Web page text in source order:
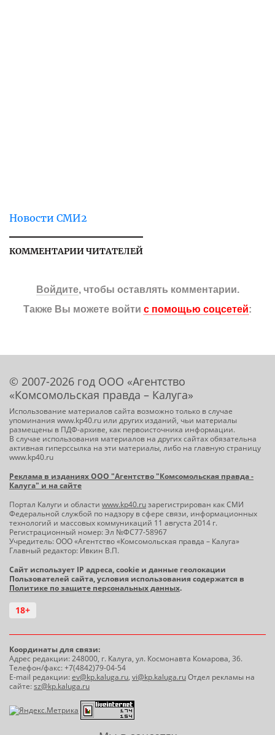
Новости СМИ2
КОММЕНТАРИИ ЧИТАТЕЛЕЙ
Войдите, чтобы оставлять комментарии.
Также Вы можете войти с помощью соцсетей:
© 2007-2026 год ООО «Агентство
«Комсомольская правда – Калуга»
Использование материалов сайта возможно только в случае
упоминания www.kp40.ru или других изданий, чьи материалы
размещены в ПДФ-архиве, как первоисточника информации.
В случае использования материалов на других сайтах обязательна
активная гиперссылка на эти материалы, либо на главную страницу
www.kp40.ru
Реклама в изданиях ООО "Агентство "Комсомольская правда -
Калуга" и на сайте
Портал Калуги и области www.kp40.ruзарегистрирован как СМИ
Федеральной службой по надзору в сфере связи, информационных
технологий и массовых коммуникаций 11 августа 2014 г.
Регистрационный номер: Эл №ФС77-58967
Учредитель: ООО «Агентство «Комсомольская правда – Калуга»
Главный редактор: Ивкин В.П.
Сайт использует IP адреса, cookie и данные геолокации
Пользователей сайта, условия использования содержатся в
Политике по защите персональных данных.
18+
Координаты для связи:
Адрес редакции: 248000, г. Калуга, ул. Космонавта Комарова, 36.
Телефон/факс: +7(4842)79-04-54
E-mail редакции:ev@kp.kaluga.ru, vi@kp.kaluga.ruОтдел рекламы на
сайте:sz@kp.kaluga.ru